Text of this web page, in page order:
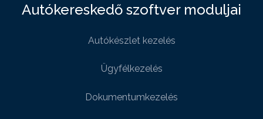
Autókereskedő szoftver moduljai
Autókészlet kezelés
Ügyfélkezelés
Dokumentumkezelés